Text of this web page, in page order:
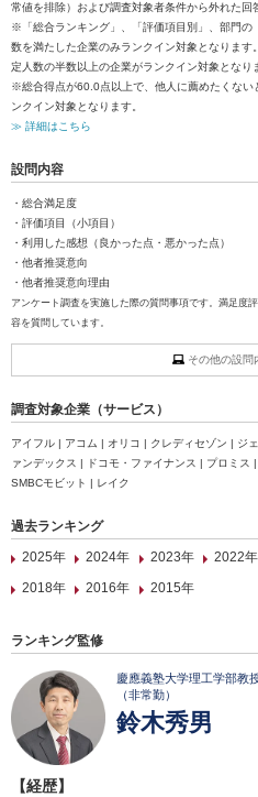
常値を排除）および調査対象者条件から外れた回
※「総合ランキング」、「評価項目別」、部門の
数を満たした企業のみランクイン対象となりま
定人数の半数以上の企業がランクイン対象となり
※総合得点が60.0点以上で、他人に薦めたくない
ンクイン対象となります。
≫ 詳細はこちら
設問内容
・総合満足度
・評価項目（小項目）
・利用した感想（良かった点・悪かった点）
・他者推奨意向
・他者推奨意向理由
アンケート調査を実施した際の質問事項です。満足度
容を質問しています。
その他の設問
調査対象企業（サービス）
アイフル | アコム | オリコ | クレディセゾン | ジ
ァンデックス | ドコモ・ファイナンス | プロミス
SMBCモビット | レイク
過去ランキング
2025年
2024年 2023年 2022年
2018年
2016年 2015年
ランキング監修
慶應義塾大学理工学部教
（非常勤）
鈴木秀男
【経歴】